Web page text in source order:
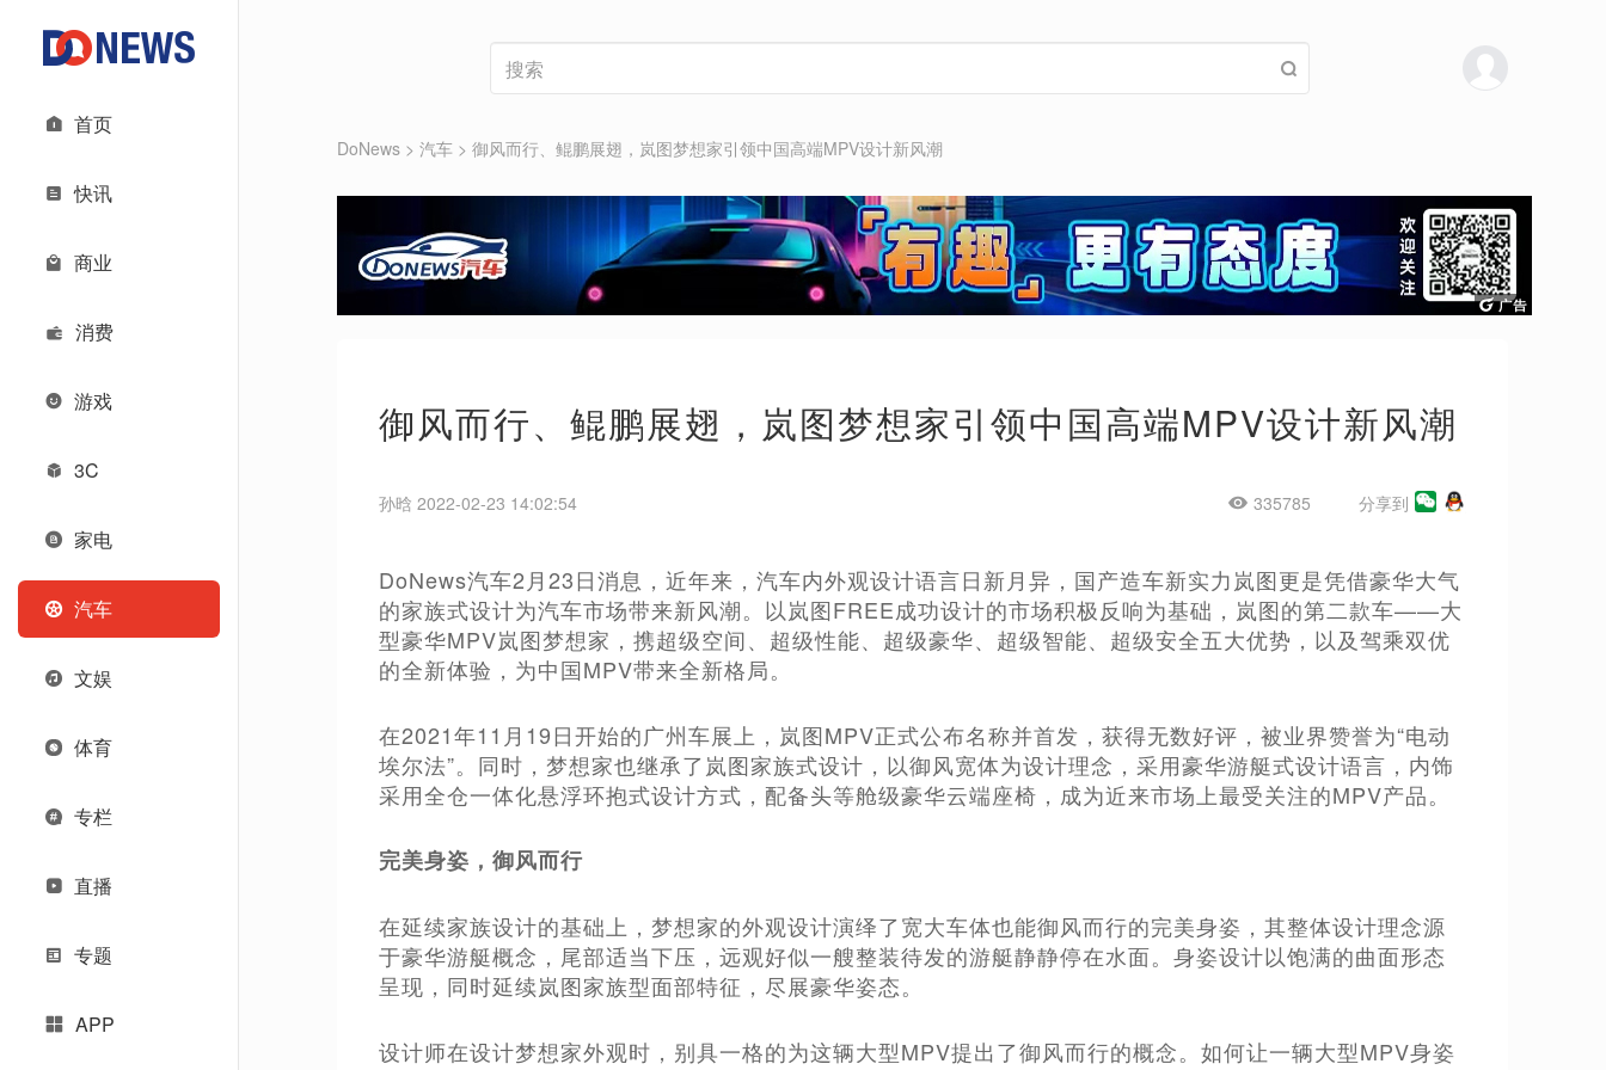
首页
快讯
商业
消费
游戏
3C
家电
汽车
文娱
体育
专栏
直播
专题
APP
DoNews > 汽车 > 御风而行、鲲鹏展翅，岚图梦想家引领中国高端MPV设计新风潮
御风而行、鲲鹏展翅，岚图梦想家引领中国高端MPV设计新风潮
孙晗 2022-02-23 14:02:54 335785 分享到
DoNews汽车2月23日消息，近年来，汽车内外观设计语言日新月异，国产造车新实力岚图更是凭借豪华大气
的家族式设计为汽车市场带来新风潮。以岚图FREE成功设计的市场积极反响为基础，岚图的第二款车——大
型豪华MPV岚图梦想家，携超级空间、超级性能、超级豪华、超级智能、超级安全五大优势，以及驾乘双优
的全新体验，为中国MPV带来全新格局。
在2021年11月19日开始的广州车展上，岚图MPV正式公布名称并首发，获得无数好评，被业界赞誉为“电动
埃尔法”。同时，梦想家也继承了岚图家族式设计，以御风宽体为设计理念，采用豪华游艇式设计语言，内饰
采用全仓一体化悬浮环抱式设计方式，配备头等舱级豪华云端座椅，成为近来市场上最受关注的MPV产品。
完美身姿，御风而行
在延续家族设计的基础上，梦想家的外观设计演绎了宽大车体也能御风而行的完美身姿，其整体设计理念源
于豪华游艇概念，尾部适当下压，远观好似一艘整装待发的游艇静静停在水面。身姿设计以饱满的曲面形态
呈现，同时延续岚图家族型面部特征，尽展豪华姿态。
设计师在设计梦想家外观时，别具一格的为这辆大型MPV提出了御风而行的概念。如何让一辆大型MPV身姿